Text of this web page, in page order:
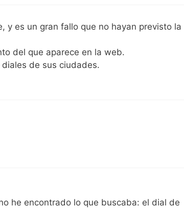
y es un gran fallo que no hayan previsto la
del que aparece en la web.
de sus ciudades.
he encontrado lo que buscaba: el dial de